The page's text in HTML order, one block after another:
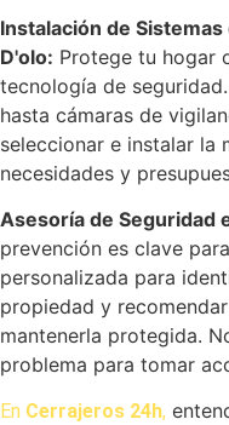
Instalación de
D'olo: Protege tu hogar
tecnología de
hasta cámaras de
seleccionar e instalar la
necesidades y
Asesoría de Seguridad
prevención es clave
personalizada para
propiedad y
mantenerla protegida.
problema para tomar
En Cerrajeros 24h,